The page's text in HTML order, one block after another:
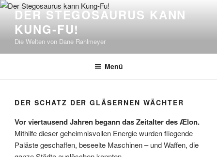
Zum
springen
DER STEGOSAURUS KANN
KUNG-FU!
Die Welten von Dane Rahlmeyer
Menü
DER SCHATZ DER GLÄSERNEN WÄCHTER
Vor viertausend Jahren begann das Zeitalter des Ælon.
Mithilfe dieser geheimnisvollen Energie wurden fliegende
Paläste geschaffen, beseelte Maschinen – und Waffen, die